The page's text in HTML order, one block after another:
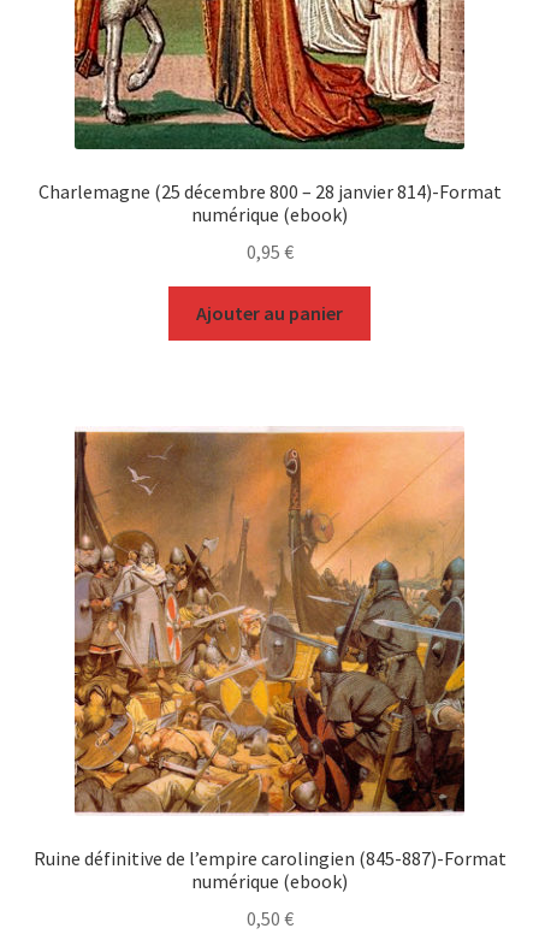
Charlemagne (25 décembre 800 – 28 janvier 814)-Format
numérique (ebook)
0,95 €
Ajouter au panier
Ruine définitive de l’empire carolingien (845-887)-Format
numérique (ebook)
0,50 €